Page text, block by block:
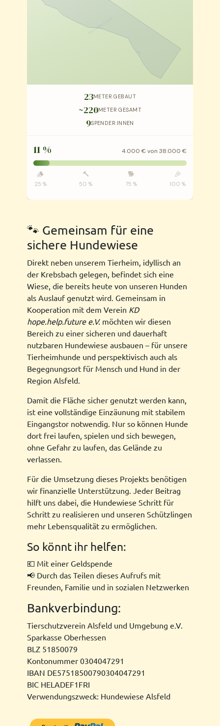
🐾 Gemeinsam für eine
sichere Hundewiese
Direkt neben unserem Tierheim, idyllisch an
der Krebsbach gelegen, befindet sich eine
Wiese, die bereits heute von unseren Hunden
als Auslauf genutzt wird. Gemeinsam in
Kooperation mit dem Verein KD
hope.help.future e.V. möchten wir diesen
Bereich zu einer sicheren und dauerhaft
nutzbaren Hundewiese ausbauen – für unsere
Tierheimhunde und perspektivisch auch als
Begegnungsort für Mensch und Hund in der
Region Alsfeld.
Damit die Fläche sicher genutzt werden kann,
ist eine vollständige Einzäunung mit stabilem
Eingangstor notwendig. Nur so können Hunde
dort frei laufen, spielen und sich bewegen,
ohne Gefahr zu laufen, das Gelände zu
verlassen.
Für die Umsetzung dieses Projekts benötigen
wir finanzielle Unterstützung. Jeder Beitrag
hilft uns dabei, die Hundewiese Schritt für
Schritt zu realisieren und unseren Schützlingen
mehr Lebensqualität zu ermöglichen.
So könnt ihr helfen:
💶 Mit einer Geldspende
📢 Durch das Teilen dieses Aufrufs mit
Freunden, Familie und in sozialen Netzwerken
Bankverbindung:
Tierschutzverein Alsfeld und Umgebung e.V.
Sparkasse Oberhessen
BLZ 51850079
Kontonummer 0304047291
IBAN DE57518500790304047291
BIC HELADEF1FRI
Verwendungszweck: Hundewiese Alsfeld